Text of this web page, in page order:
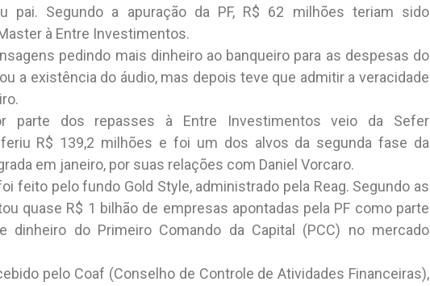
pai. Segundo a apuração da PF, R$ 62 milhões teriam sido
à Entre Investimentos.
pedindo mais dinheiro ao banqueiro para as despesas do
a existência do áudio, mas depois teve que admitir a veracidade
parte dos repasses à Entre Investimentos veio da Sefer
R$ 139,2 milhões e foi um dos alvos da segunda fase da
em janeiro, por suas relações com Daniel Vorcaro.
feito pelo fundo Gold Style, administrado pela Reag. Segundo as
quase R$ 1 bilhão de empresas apontadas pela PF como parte
dinheiro do Primeiro Comando da Capital (PCC) no mercado
pelo Coaf (Conselho de Controle de Atividades Financeiras),